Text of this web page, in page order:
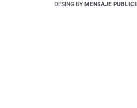
DESING BY MENSAJE